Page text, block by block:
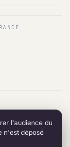
RÉSEAU
LinkedIn
l'audience du
n'est déposé